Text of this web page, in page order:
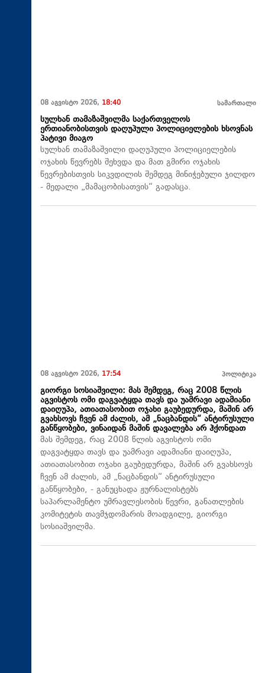
08 აგვისტო 2026, 18:40 სამართალი
სულხან თამაზაშვილმა საქართველოს
ერთიანობისთვის დაღუპული პოლიციელების ხსოვნას
პატივი მიაგო
სულხან თამაზაშვილი დაღუპული პოლიციელების
ოჯახის წევრებს შეხვდა და მათ გმირი ოჯახის
წევრებისთვის სიკვდილის შემდეგ მინიჭებული ჯილდო
- მედალი „მამაცობისათვის“ გადასცა.
08 აგვისტო 2026, 17:54 პოლიტიკა
გიორგი სოსიაშვილი: მას შემდეგ, რაც 2008 წლის
აგვისტოს ომი დაგვატყდა თავს და უამრავი ადამიანი
დაიღუპა, ათიათასობით ოჯახი გაუბედურდა, მაშინ არ
გვახსოვს ჩვენ ამ ძალის, ამ „ნაცბანდის“ ანტირუსული
განწყობები, ვინაიდან მაშინ დავალება არ ჰქონდათ
მას შემდეგ, რაც 2008 წლის აგვისტოს ომი
დაგვატყდა თავს და უამრავი ადამიანი დაიღუპა,
ათიათასობით ოჯახი გაუბედურდა, მაშინ არ გვახსოვს
ჩვენ ამ ძალის, ამ „ნაცბანდის“ ანტირუსული
განწყობები, - განუცხადა ჟურნალისტებს
საპარლამენტო უმრავლესობის წევრი, განათლების
კომიტეტის თავმჯდომარის მოადგილე, გიორგი
სოსიაშვილმა.